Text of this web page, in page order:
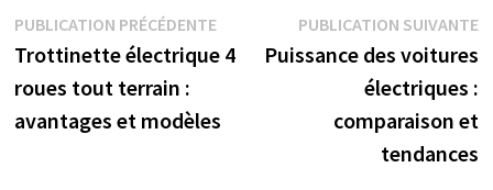
Navigation
de
l’article
PUBLICATION PRÉCÉDENTEPublication
précédente :
Trottinette électrique 4
roues tout terrain :
avantages et modèles
PUBLICATION SUIVANTE
Puissance des voitures
électriques :
comparaison et
tendances